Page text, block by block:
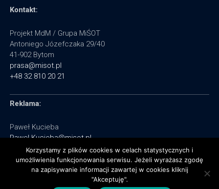
Kontakt:
Projekt MdM / Grupa MiŚOT
Antoniego Józefczaka 29/40
41-902 Bytom
prasa@misot.pl
+48 32 810 20 21
Reklama:
Paweł Kucieba
Pawel.Kucieba@misot.pl
+48 602 495 064
Korzystamy z plików cookies w celach statystycznych i
umożliwienia funkcjonowania serwisu. Jeżeli wyrażasz zgodę
na zapisywanie informacji zawartej w cookies kliknij
"Akceptuję".